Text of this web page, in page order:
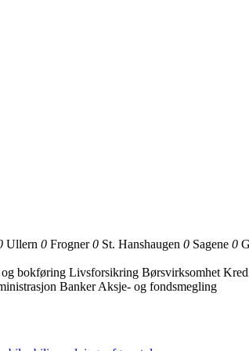
Ullern 0 Frogner0 St. Hanshaugen 0 Sagene 0
og bokføring Livsforsikring Børsvirksomhet
BankerAksje- og fondsmegling